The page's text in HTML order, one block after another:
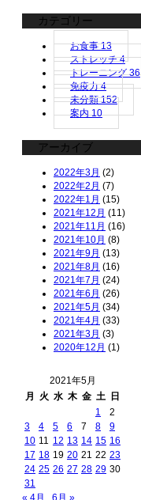
カテゴリー
お食事13
ストレッチ4
トレーニング36
免疫力4
未分類152
案内10
アーカイブ
2022年3月 (2)
2022年2月 (7)
2022年1月 (15)
2021年12月 (11)
2021年11月 (16)
2021年10月 (8)
2021年9月 (13)
2021年8月 (16)
2021年7月 (24)
2021年6月 (26)
2021年5月 (34)
2021年4月 (33)
2021年3月 (3)
2020年12月 (1)
2021年5月
月
火 水 木 金 土
日
1
2
3
4 5 6 7 8
9
10 11 12 13 14 15 16
17 18 19 20 21 22 23
24 25 26 27 28 29 30
31
« 4月
6月 »